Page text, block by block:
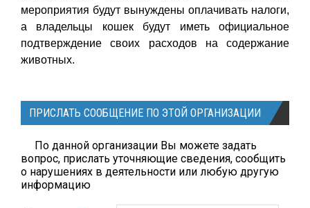
мероприятия будут вынуждены оплачивать налоги,
а владельцы кошек будут иметь официальное
подтверждение своих расходов на содержание
животных.
ПРИСЛАТЬ СООБЩЕНИЕ ПО ЭТОЙ ОРГАНИЗАЦИИ
По данной организации Вы можете задать
вопрос, прислать уточняющие сведения, сообщить
о нарушениях в деятельности или любую другую
информацию